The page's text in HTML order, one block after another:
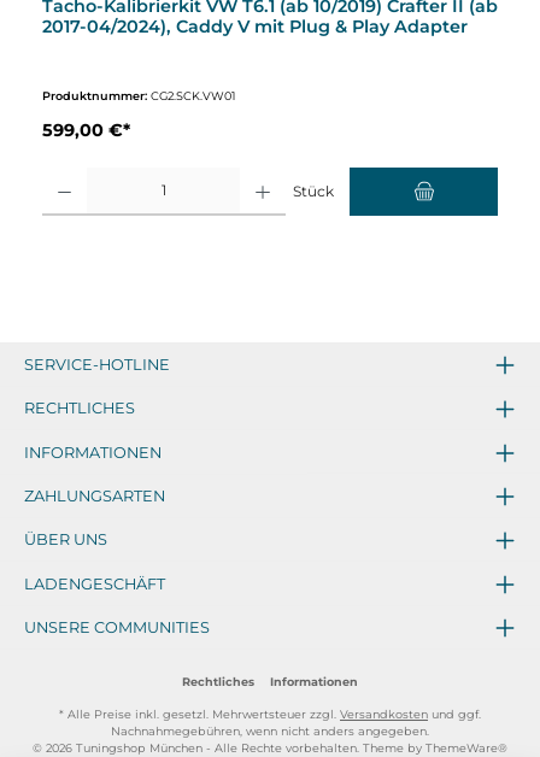
Tacho-Kalibrierkit VW T6.1 (ab 10/2019) Crafter II (ab
2017-04/2024), Caddy V mit Plug & Play Adapter
Produktnummer: CG2.SCK.VW01
599,00 €*
Stück
SERVICE-HOTLINE
RECHTLICHES
INFORMATIONEN
ZAHLUNGSARTEN
ÜBER UNS
LADENGESCHÄFT
UNSERE COMMUNITIES
Rechtliches Informationen
* Alle Preise inkl. gesetzl. Mehrwertsteuer zzgl. Versandkosten und ggf.
Nachnahmegebühren, wenn nicht anders angegeben.
© 2026 Tuningshop München - Alle Rechte vorbehalten. Theme by ThemeWare®